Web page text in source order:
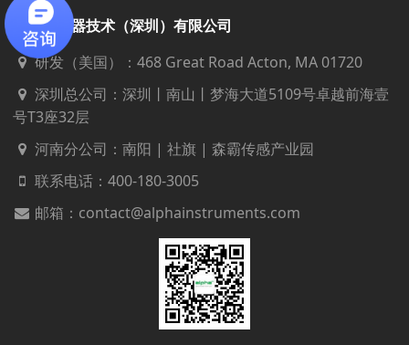
阿尔法仪器技术（深圳）有限公司
研发（美国）：468 Great Road Acton, MA 01720
深圳总公司：深圳丨南山丨梦海大道5109号卓越前海壹
号T3座32层
河南分公司：南阳 | 社旗 | 森霸传感产业园
联系电话： 400-180-3005
邮箱：contact@alphainstruments.com